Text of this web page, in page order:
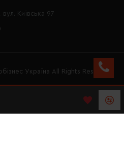
Київська 97
Україна All Rights Reserved